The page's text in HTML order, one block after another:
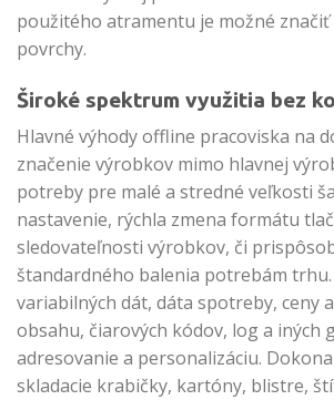
použitého atramentu je možné značiť
povrchy.
Široké spektrum využitia bez
Hlavné výhody offline pracoviska na
značenie výrobkov mimo hlavnej
potreby pre malé a stredné veľkosti
nastavenie, rýchla zmena formátu
sledovateľnosti výrobkov, či
štandardného balenia potrebám
variabilných dát, dáta spotreby, ceny
obsahu, čiarových kódov, log a iných
adresovanie a personalizáciu.
skladacie krabičky, kartóny, blistre,